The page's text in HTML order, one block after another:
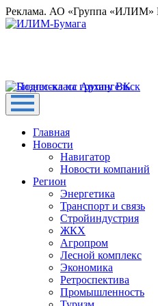
Реклама. АО «Группа «ИЛИМ»
Главная
Новости
Навигатор
Новости компаний
Регион
Энергетика
Транспорт и связь
Стройиндустрия
ЖКХ
Агропром
Лесной комплекс
Экономика
Ретроспектива
Промышленность